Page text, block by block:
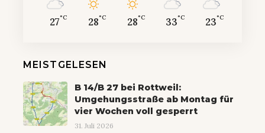
27°C 28°C 28°C 33°C 23°C
MEISTGELESEN
B 14/B 27 bei Rottweil:
Umgehungsstraße ab Montag für
vier Wochen voll gesperrt
31. Juli 2026